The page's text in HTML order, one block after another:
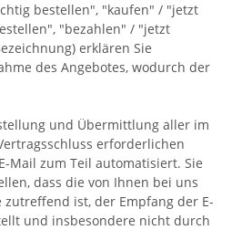
bestellen", "kaufen" / "jetzt
"bezahlen" / "jetzt
erklären Sie
des Angebotes, wodurch der
und Übermittlung aller im
erforderlichen
Mail zum Teil automatisiert. Sie
dass die von Ihnen bei uns
ist, der Empfang der E-
und insbesondere nicht durch